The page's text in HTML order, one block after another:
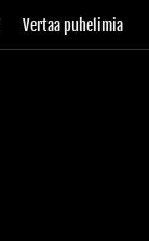
Vertaa puhelimia